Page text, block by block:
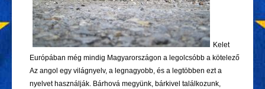
Kelet
Európában még mindig Magyarországon a legolcsóbb a kötelező
Az angol egy világnyelv, a legnagyobb, és a legtöbben ezt a
nyelvet használják. Bárhová megyünk, bárkivel találkozunk,